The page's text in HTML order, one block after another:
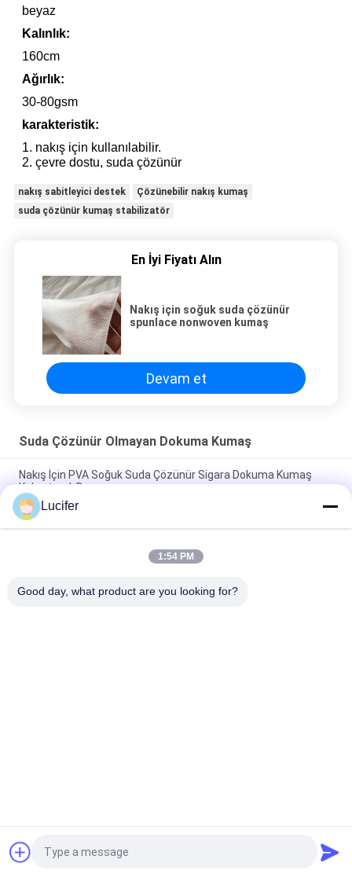
beyaz
Kalınlık:
160cm
Ağırlık:
30-80gsm
karakteristik:
1. nakış için kullanılabilir.
2. çevre dostu, suda çözünür
nakış sabitleyici destek
Çözünebilir nakış kumaş
suda çözünür kumaş stabilizatör
En İyi Fiyatı Alın
Nakış için soğuk suda çözünür
spunlace nonwoven kumaş
Devam et
Suda Çözünür Olmayan Dokuma Kumaş
Nakış İçin PVA Soğuk Suda Çözünür Sigara Dokuma Kumaş
Kabartmalı Desen
Kabartmalı Soğuk Suda Çözünür Kumaş,% 100 PVA Nakış
Desteği
Tekstil Dantel Yedekleme için 30gsm Suda Çözünür Sigara
Lucifer
1:54 PM
Good day, what product are you looking for?